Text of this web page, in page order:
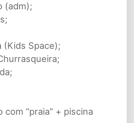
(adm);
(Kids Space);
com “praia” + piscina